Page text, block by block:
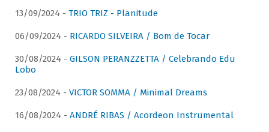
13/09/2024 - TRIO TRIZ - Planitude
06/09/2024 - RICARDO SILVEIRA / Bom de Tocar
30/08/2024 - GILSON PERANZZETTA / Celebrando Edu
Lobo
23/08/2024 - VICTOR SOMMA / Minimal Dreams
16/08/2024 - ANDRÉ RIBAS / Acordeon Instrumental